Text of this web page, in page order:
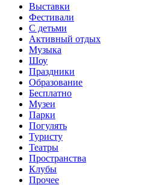
Выставки
Фестивали
С детьми
Активный отдых
Музыка
Шоу
Праздники
Образование
Бесплатно
Музеи
Парки
Погулять
Туристу
Театры
Пространства
Клубы
Прочее